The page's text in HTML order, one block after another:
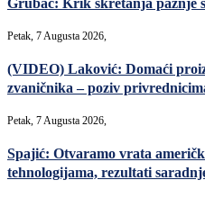
Petak, 7 Augusta 2026,
(VIDEO) Laković: Domaći
zvaničnika – poziv
Petak, 7 Augusta 2026,
Spajić: Otvaramo vrata
tehnologijama, rezultati